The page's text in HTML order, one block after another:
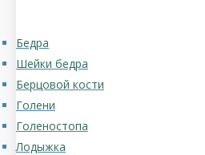
Бедра
Шейки бедра
Берцовой кости
Голени
Голеностопа
Лодыжка